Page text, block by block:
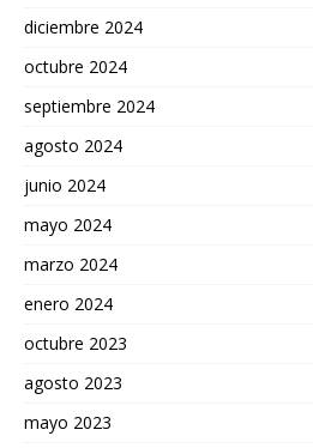
diciembre 2024
octubre 2024
septiembre 2024
agosto 2024
junio 2024
mayo 2024
marzo 2024
enero 2024
octubre 2023
agosto 2023
mayo 2023